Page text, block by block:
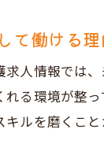
て働ける理
人情報では
る環境が整
ルを磨くこ